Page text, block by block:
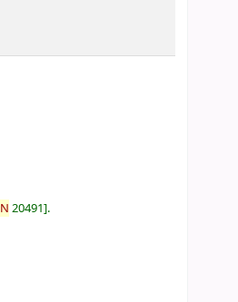
20491 .